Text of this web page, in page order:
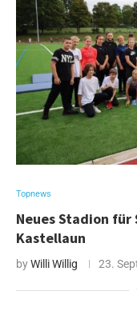
Topnews
Neues Stadion
Kastellaun
byWilli Willig 23.